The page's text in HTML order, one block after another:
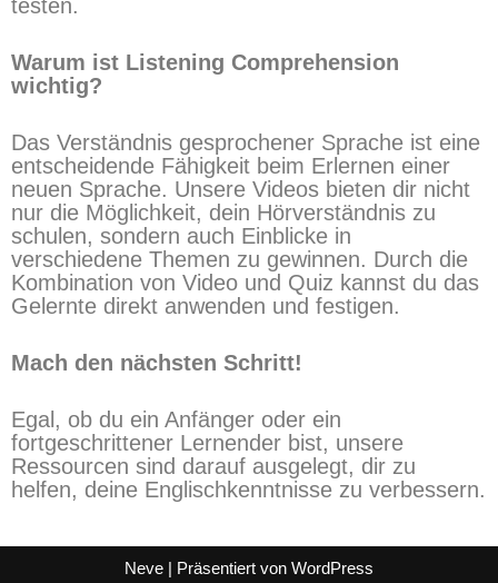
testen.
Warum ist Listening Comprehension
wichtig?
Das Verständnis gesprochener Sprache ist eine
entscheidende Fähigkeit beim Erlernen einer
neuen Sprache. Unsere Videos bieten dir nicht
nur die Möglichkeit, dein Hörverständnis zu
schulen, sondern auch Einblicke in
verschiedene Themen zu gewinnen. Durch die
Kombination von Video und Quiz kannst du das
Gelernte direkt anwenden und festigen.
Mach den nächsten Schritt!
Egal, ob du ein Anfänger oder ein
fortgeschrittener Lernender bist, unsere
Ressourcen sind darauf ausgelegt, dir zu
helfen, deine Englischkenntnisse zu verbessern.
Neve | Präsentiert von WordPress